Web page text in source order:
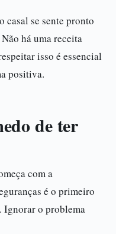
casal se sente pronto
há uma receita
isso é essencial
positiva.
de ter
com a
é o primeiro
Ignorar o problema